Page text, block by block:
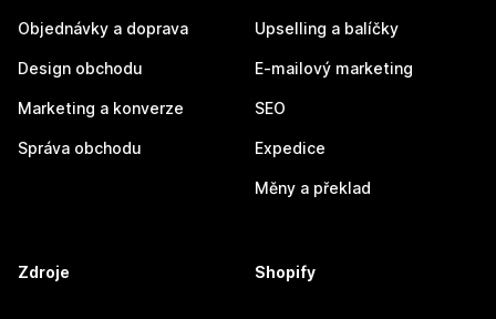
Objednávky a doprava
Design obchodu
Marketing a konverze
Správa obchodu
Upselling a balíčky
E-mailový marketing
SEO
Expedice
Měny a překlad
Zdroje Shopify